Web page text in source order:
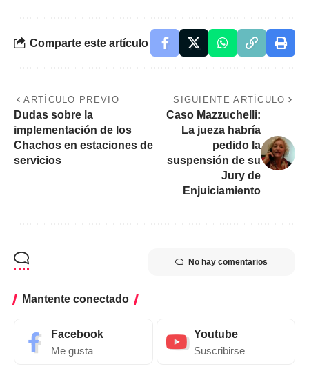
Comparte este artículo
ARTÍCULO PREVIO
Dudas sobre la
implementación de los
Chachos en estaciones de
servicios
SIGUIENTE ARTÍCULO
Caso Mazzuchelli:
La jueza habría
pedido la
suspensión de su
Jury de
Enjuiciamiento
No hay comentarios
Mantente conectado
Facebook
Me gusta
Youtube
Suscribirse